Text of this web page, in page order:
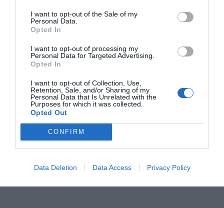
I want to opt-out of the Sale of my
Personal Data.
Opted In
I want to opt-out of processing my
Personal Data for Targeted Advertising.
Opted In
I want to opt-out of Collection, Use,
Retention, Sale, and/or Sharing of my
Personal Data that Is Unrelated with the
Purposes for which it was collected.
Opted Out
CONFIRM
Data Deletion Data Access Privacy Policy